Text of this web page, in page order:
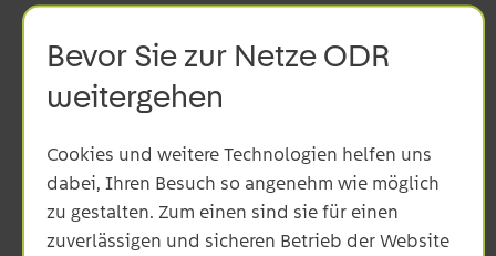
Netzanfrage / Anmeldung
Ihrer Erzeugungsanlage für
die Biogaseinspeisung
Sie möchten eine Anfrage zur Einspeisung von
Bevor Sie zur Netze ODR
weitergehen
Cookies und weitere Technologien helfen uns
dabei, Ihren Besuch so angenehm wie möglich
zu gestalten. Zum einen sind sie für einen
zuverlässigen und sicheren Betrieb der Website